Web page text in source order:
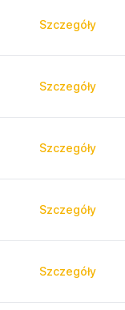
Szczegóły
Szczegóły
Szczegóły
Szczegóły
Szczegóły